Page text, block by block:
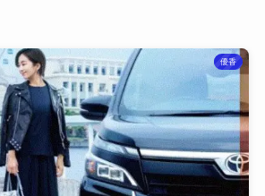
優香